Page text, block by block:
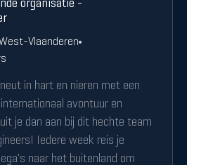
organisatie -
West-Vlaanderen
in hart en nieren met een
avontuur en
je dan aan bij dit hechte team
Iedere week reis je
naar het buitenland om